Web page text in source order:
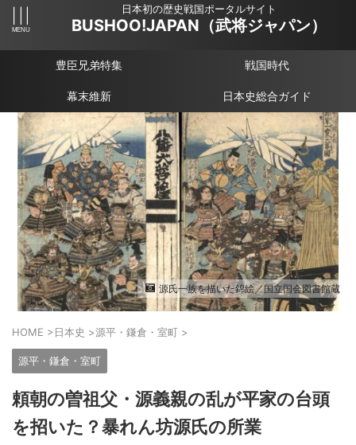
日本初の歴史戦国ポータルサイト
BUSHOO!JAPAN（武将ジャパン）
豊臣兄弟特集 戦国時代
幕末維新 日本史総合ガイド
源氏一族を描いた錦絵／国立国会図書館蔵
HOME >日本史 >源平・鎌倉・室町 >
源平・鎌倉・室町
頼朝の曽祖父・源義親の乱が平家の台頭
を招いた？暴れん坊源氏の所業